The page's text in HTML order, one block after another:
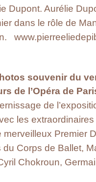
Dupont. Aurélie
dans le rôle de
souvenir du
de l’Opéra de
de
les
merveilleux Premier
Corps de Ballet,
Chokroun,